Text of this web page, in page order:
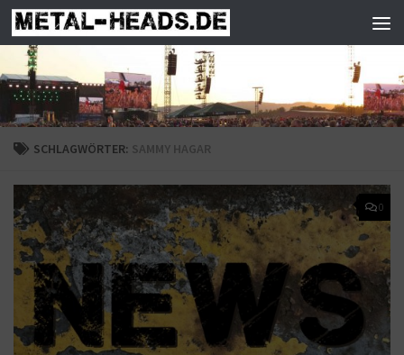
Zum Inhalt springen
SCHLAGWÖRTER: SAMMY HAGAR
0